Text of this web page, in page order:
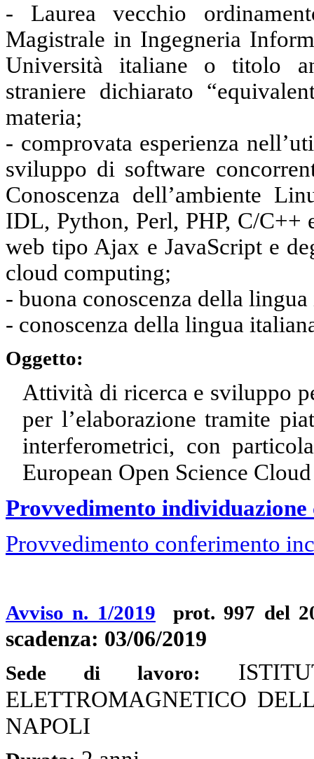
- Laurea vecchio
Magistrale in Ingegneria
Università italiane o titolo
straniere dichiarato
materia;
- comprovata esperienza
sviluppo di software
Conoscenza dell’ambiente
IDL, Python, Perl, PHP, C/
web tipo Ajax e JavaScript e
cloud computing;
- buona conoscenza della
- conoscenza della lingua
Oggetto:
Attività di ricerca e sviluppo
per l’elaborazione tramite
interferometrici, con
European Open Science
Provvedimento individuazione
Provvedimento conferimento
Avviso n. 1/2019 prot. 997 del
scadenza: 03/06/2019
Sede di lavoro:
ELETTROMAGNETICO
NAPOLI